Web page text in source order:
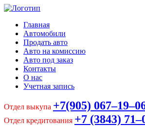
Главная
Автомобили
Продать авто
Авто на комиссию
Авто под заказ
Контакты
О нас
Учетная запись
Отдел выкупа +7(905)
Отдел кредитования +7 (3843)